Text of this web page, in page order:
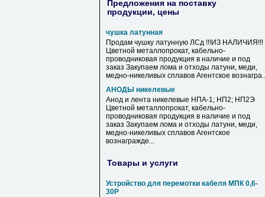
Предложения на поставку
продукции, цены
чушка латунная
Продам чушку латунную ЛСд !!!ИЗ НАЛИЧИЯ!!!
Цветной металлопрокат, кабельно-
проводниковая продукция в наличие и под
заказ Закупаем лома и отходы латуни, меди,
медно-никеливых сплавов Агентское
АНОДЫ никелевые
Анод и лента никелевые НПА-1; НП2; НП2Э
Цветной металлопрокат, кабельно-
проводниковая продукция в наличие и под
заказ Закупаем лома и отходы латуни, меди,
медно-никеливых сплавов Агентское
вознагражде...
Товары и услуги
Устройство для перемотки кабеля МПК 0,6-
30Р